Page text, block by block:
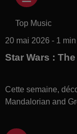
Top Music
20 mai 2026 - 1
Star Wars :
Cette semaine,
Mandalorian and